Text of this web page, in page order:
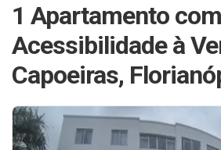
1 Apartamento com
Acessibilidade à
Capoeiras,